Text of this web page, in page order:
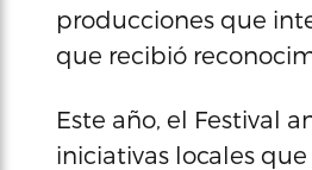
producciones que
que recibió
Este año, el Festival
iniciativas locales